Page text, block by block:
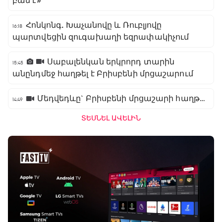
16:18 Հոնկոնգ. Խաչանովը և Ռուբլյովը
պարտվեցին զուգախաղի եզրափակիչում
15:45
Սաբալենկան երկրորդ տարին
անընդմեջ հաղթել է Բրիսբենի մրցաշարում
14:49 Մեդվեդևը` Բրիսբենի մրցաշարի հաղթող
ՏԵՍՆԵԼ ԱՎԵԼԻՆ